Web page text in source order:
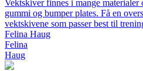
Vektskiver finnes i mange materialer
gummi og bumper plates. Få en
vektskivene som passer best til
Felina Haug
Felina
Haug